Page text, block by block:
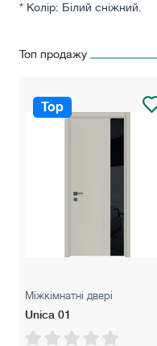
* Колір: Білий сніжний.
Топ продажу
Top
Міжкімнатні двері
Unica 01